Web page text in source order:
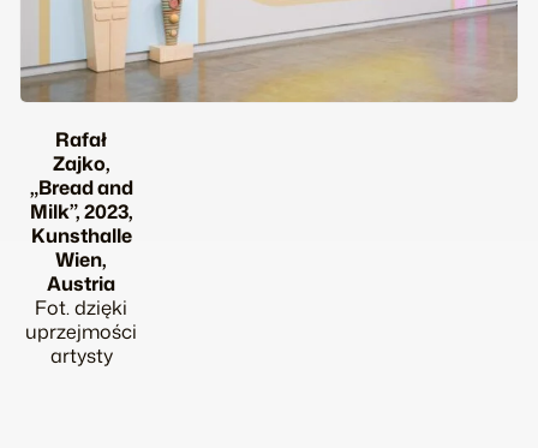
Rafał
Zajko,
„Bread and
Milk”, 2023,
Kunsthalle
Wien,
Austria
Fot. dzięki
uprzejmości
artysty